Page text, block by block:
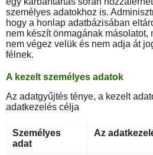
személyes adatokhoz is.
hogy a honlap adatbázisában
nem készít önmagának másolatot,
nem végez velük és nem adja át
félnek.
A kezelt személyes adatok
Az adatgyűjtés ténye, a kezelt
adatkezelés célja
Személyes
adat
Az